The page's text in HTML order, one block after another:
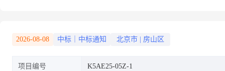
2026-08-08 中标｜中标通知 北京市 房山区
项目编号 K5AE25-05Z-1